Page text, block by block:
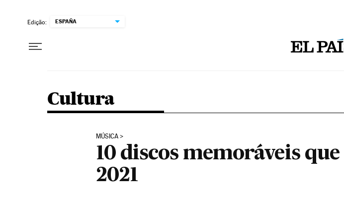
Edição: ESPAÑA
Cultura
MÚSICA
10 discos memoráveis
2021